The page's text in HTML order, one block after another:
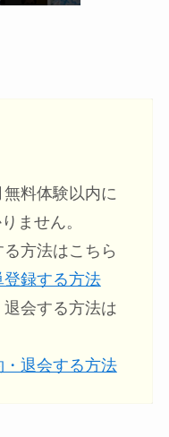
料体験以内に
ません。
方法はこちら
録する方法
会する方法は
退会する方法